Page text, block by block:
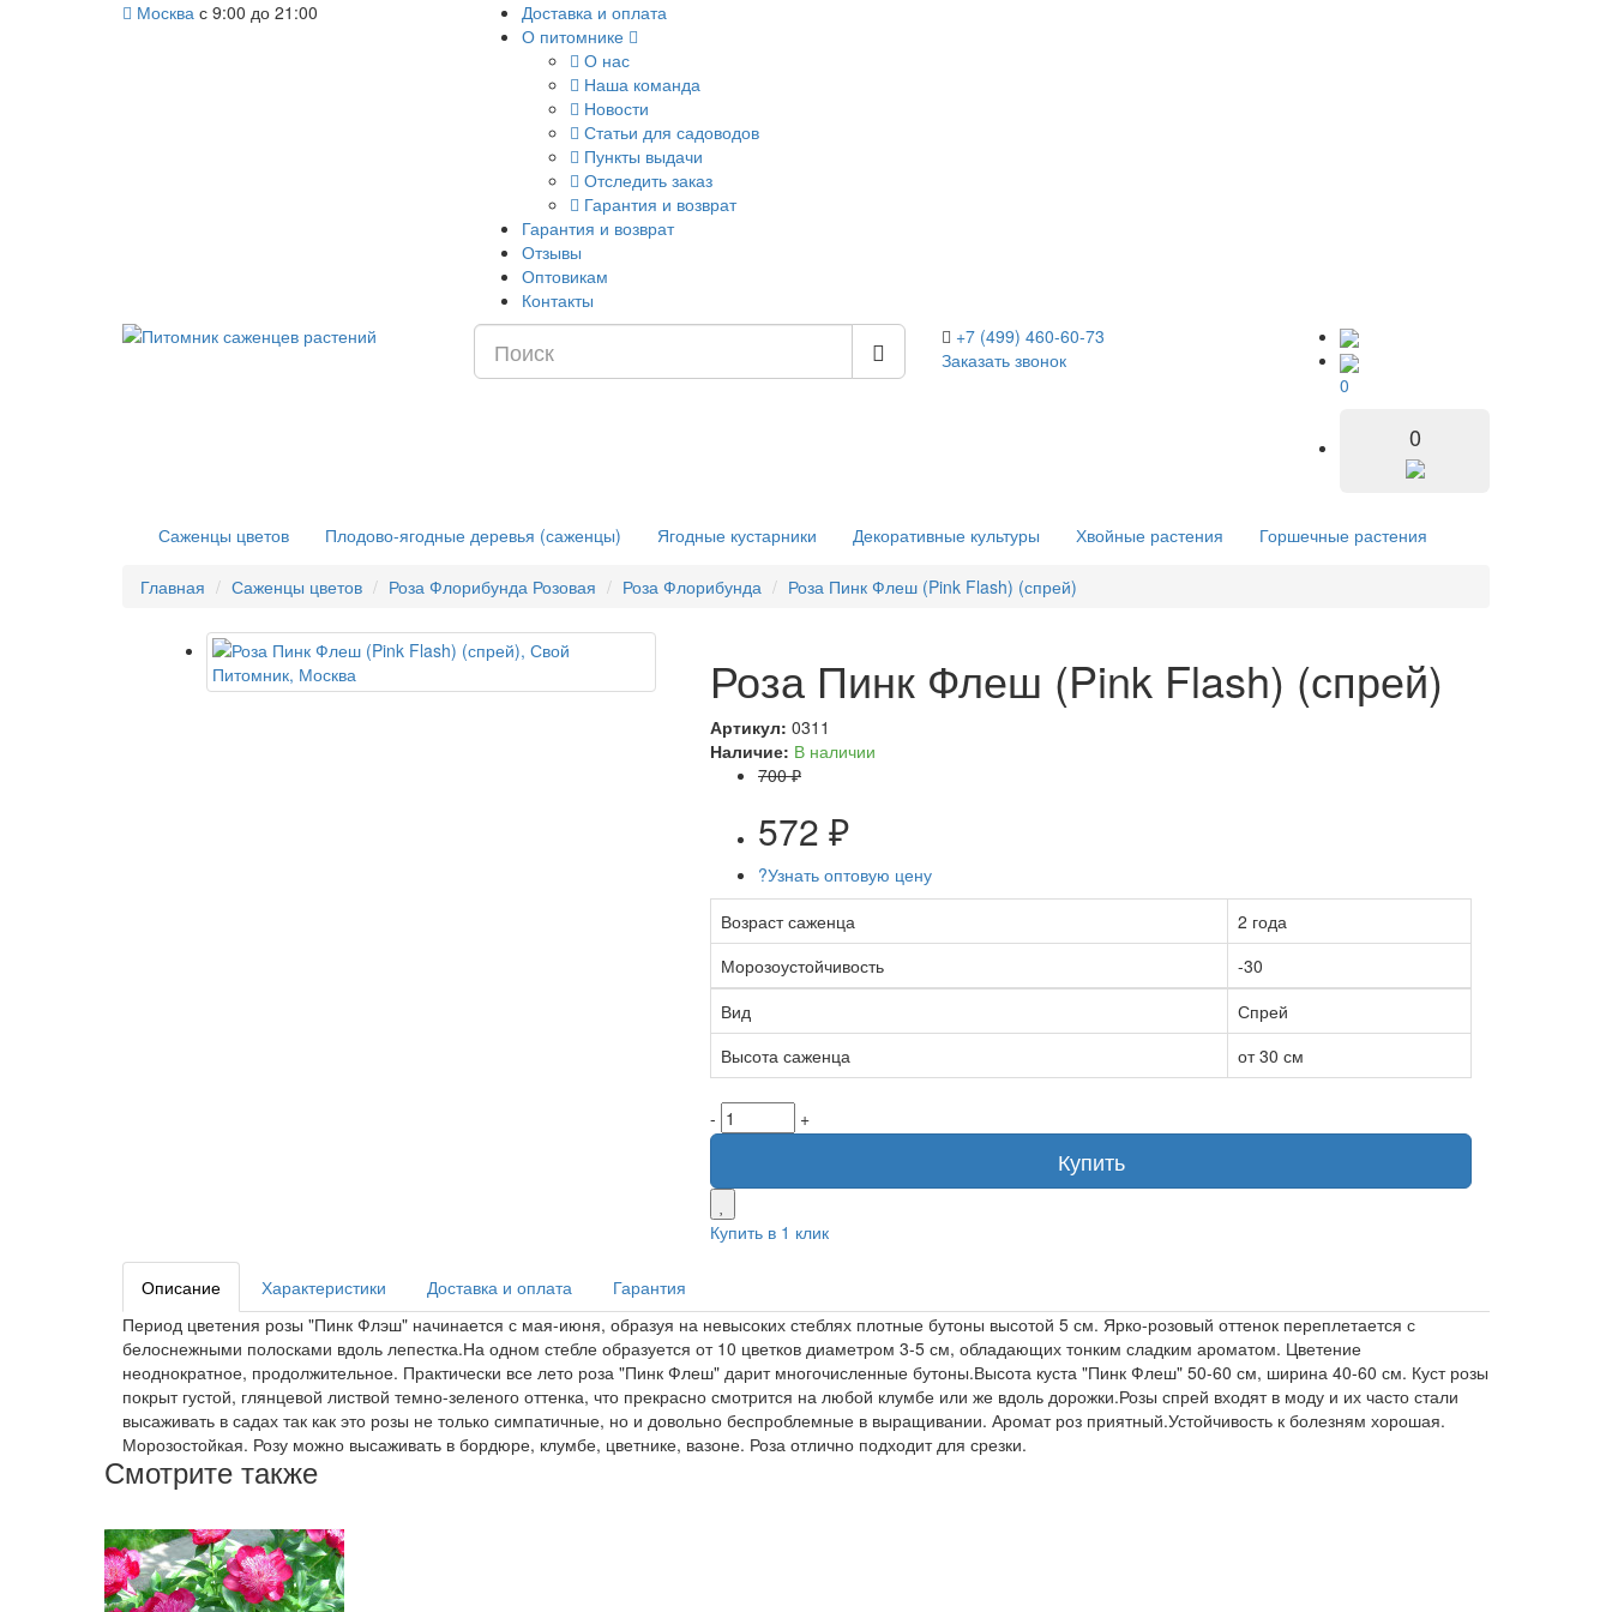
Москва с 9:00 до 21:00
Доставка и оплата
О питомнике
О нас
Наша команда
Новости
Статьи для садоводов
Пункты выдачи
Отследить заказ
Гарантия и возврат
Гарантия и возврат
Отзывы
Оптовикам
Контакты
+7 (499) 460-60-73
Заказать звонок
0
0
Саженцы цветов Плодово-ягодные деревья (саженцы) Ягодные кустарники Декоративные культуры Хвойные растения Горшечные растения
Главная Саженцы цветов Роза Флорибунда Розовая Роза Флорибунда Роза Пинк Флеш (Pink Flash) (спрей)
Роза Пинк Флеш (Pink Flash) (спрей)
Артикул: 0311
Наличие: В наличии
700 ₽
572 ₽
?Узнать оптовую цену
Возраст саженца
2 года
Морозоустойчивость
-30
Вид
Спрей
Высота саженца
от 30 см
- +
Купить
Купить в 1 клик
Описание Характеристики Доставка и оплата
Гарантия
Период цветения розы "Пинк Флэш" начинается с мая-июня, образуя на невысоких стеблях плотные бутоны высотой 5 см. Ярко-розовый оттенок переплетается с
белоснежными полосками вдоль лепестка.На одном стебле образуется от 10 цветков диаметром 3-5 см, обладающих тонким сладким ароматом. Цветение
неоднократное, продолжительное. Практически все лето роза "Пинк Флеш" дарит многочисленные бутоны.Высота куста "Пинк Флеш" 50-60 см, ширина 40-60 см. Куст розы
покрыт густой, глянцевой листвой темно-зеленого оттенка, что прекрасно смотрится на любой клумбе или же вдоль дорожки.Розы спрей входят в моду и их часто стали
высаживать в садах так как это розы не только симпатичные, но и довольно беспроблемные в выращивании. Аромат роз приятный.Устойчивость к болезням хорошая.
Морозостойкая. Розу можно высаживать в бордюре, клумбе, цветнике, вазоне. Роза отлично подходит для срезки.
Смотрите также